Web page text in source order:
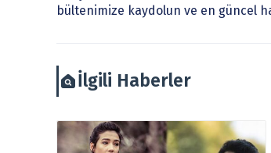
burada yer alan bilgilere dayanarak,
bültenimize kaydolun ve en güncel
İlgili Haberler